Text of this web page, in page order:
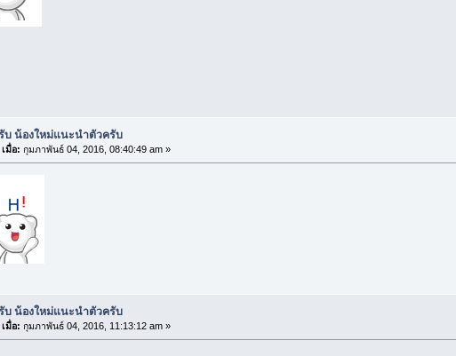
บ น้องใหม่แนะนำตัวครับ
มื่อ: กุมภาพันธ์ 04, 2016, 08:40:49 am »
บ น้องใหม่แนะนำตัวครับ
มื่อ: กุมภาพันธ์ 04, 2016, 11:13:12 am »